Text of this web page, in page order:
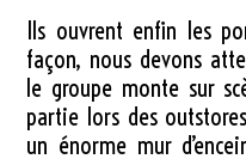
Ils ouvrent enfin les
façon, nous devons
le groupe monte sur
partie lors des
un énorme mur